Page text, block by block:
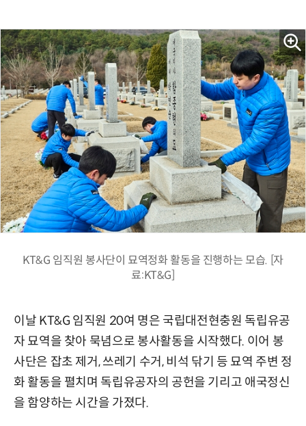
KT&G 임직원 봉사단이 묘역정화 활동을 진행하는 모습. [자
료:KT&G]
이날 KT&G 임직원 20여 명은 국립대전현충원 독립유공
자 묘역을 찾아 묵념으로 봉사활동을 시작했다. 이어 봉
사단은 잡초 제거, 쓰레기 수거, 비석 닦기 등 묘역 주변 정
화 활동을 펼치며 독립유공자의 공헌을 기리고 애국정신
을 함양하는 시간을 가졌다.